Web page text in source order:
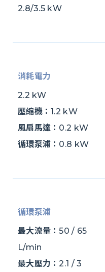
2.8/3.5 kW
消耗電力
2.2 kW
壓縮機：1.2 kW
風扇馬達： 0.2 kW
循環泵浦： 0.8 kW
循環泵浦
最大流量：50 / 65
L/min
最大壓力：2.1 / 3